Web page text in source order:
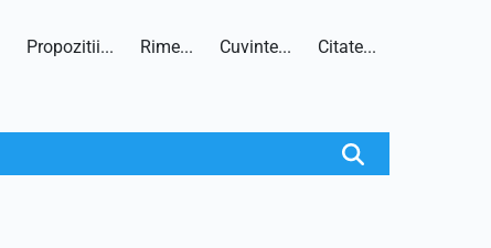
Propozitii... Rime... Cuvinte... Citate...